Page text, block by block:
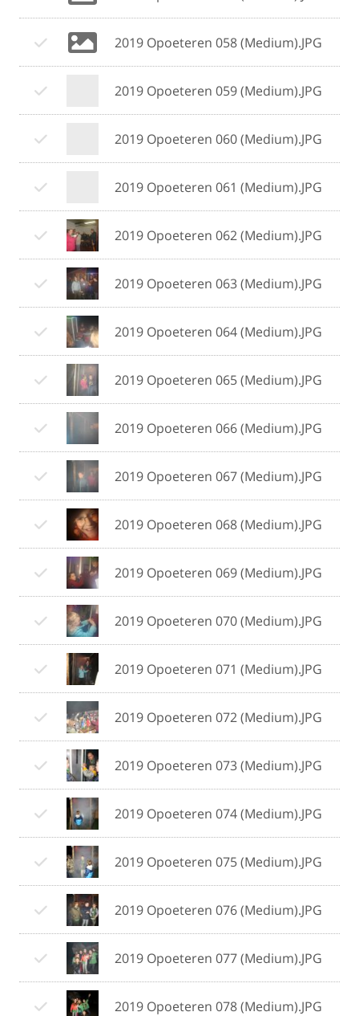
2019 Opoeteren 058 (Medium).JPG
2019 Opoeteren 059 (Medium).JPG
2019 Opoeteren 060 (Medium).JPG
2019 Opoeteren 061 (Medium).JPG
2019 Opoeteren 062 (Medium).JPG
2019 Opoeteren 063 (Medium).JPG
2019 Opoeteren 064 (Medium).JPG
2019 Opoeteren 065 (Medium).JPG
2019 Opoeteren 066 (Medium).JPG
2019 Opoeteren 067 (Medium).JPG
2019 Opoeteren 068 (Medium).JPG
2019 Opoeteren 069 (Medium).JPG
2019 Opoeteren 070 (Medium).JPG
2019 Opoeteren 071 (Medium).JPG
2019 Opoeteren 072 (Medium).JPG
2019 Opoeteren 073 (Medium).JPG
2019 Opoeteren 074 (Medium).JPG
2019 Opoeteren 075 (Medium).JPG
2019 Opoeteren 076 (Medium).JPG
2019 Opoeteren 077 (Medium).JPG
2019 Opoeteren 078 (Medium).JPG